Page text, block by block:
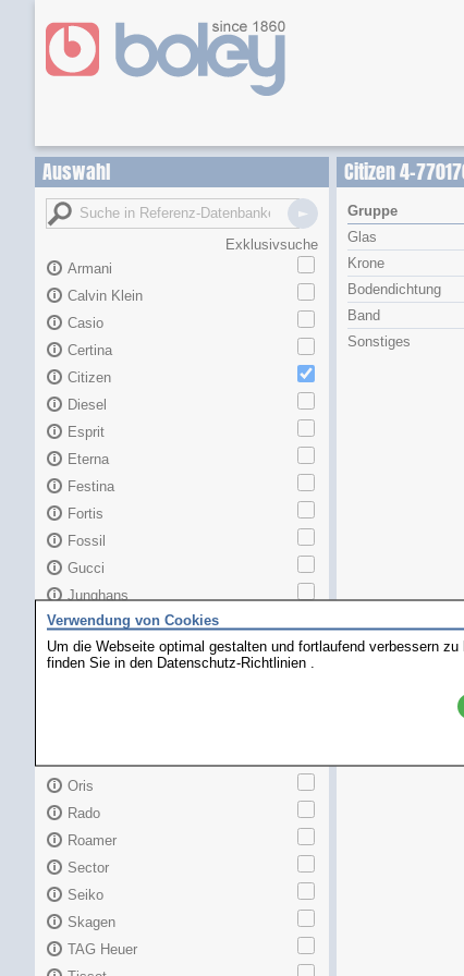
Auswahl
Exklusivsuche
Armani
Calvin Klein
Casio
Certina
Citizen
Diesel
Esprit
Eterna
Festina
Fortis
Fossil
Gucci
Junghans
Longines
Maurice Lacroix
Oris
Rado
Roamer
Sector
Seiko
Skagen
TAG Heuer
Citizen 4-
Gruppe
Glas
Krone
Bodendichtung
Band
Sonstiges
Verwendung von Cookies
Um die Webseite optimal gestalten und fortlaufend verbessern
finden Sie in den Datenschutz-Richtlinien